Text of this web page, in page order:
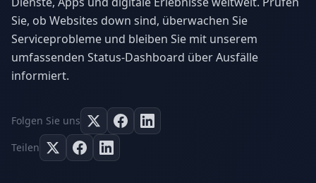
Sie, ob Websites down sind, überwachen Sie
Serviceprobleme und bleiben Sie mit unserem
umfassenden Status-Dashboard über Ausfälle
informiert.
Folgen Sie uns
Teilen